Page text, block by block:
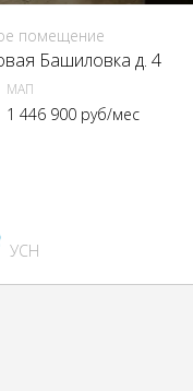
помещение
Башиловка д. 4
МАП
1 446 900 руб/мес
УСН